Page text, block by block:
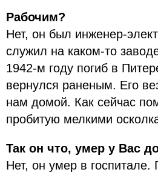
Рабочим?
Нет, он был инженер-
служил на каком-то
1942-м году погиб в
вернулся раненым. Его
нам домой. Как сейчас
пробитую мелкими
Так он что, умер у Вас
Нет, он умер в